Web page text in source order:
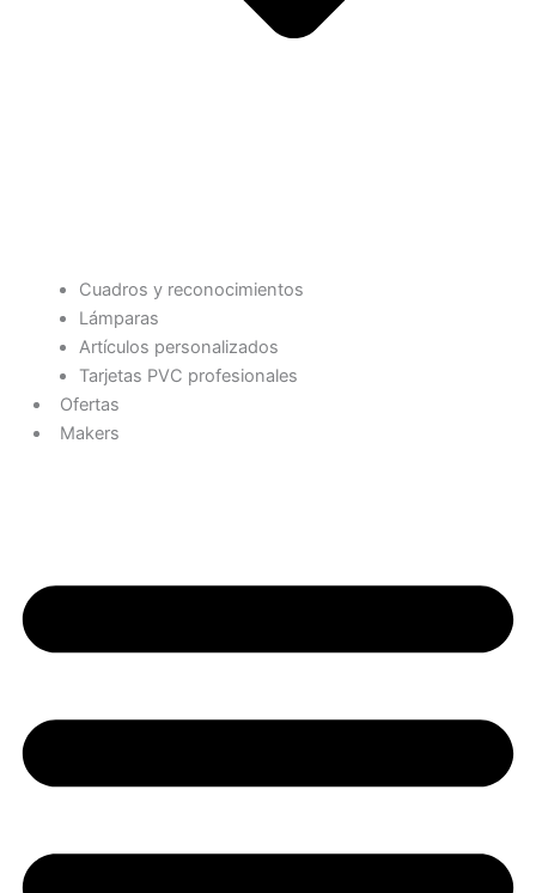
Cuadros y reconocimientos
Lámparas
Artículos personalizados
Tarjetas PVC profesionales
Ofertas
Makers